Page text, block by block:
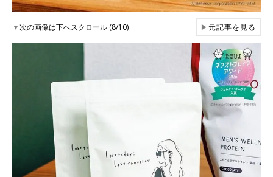
▼次の画像は下へスクロール (8/10) ▶元記事を見る